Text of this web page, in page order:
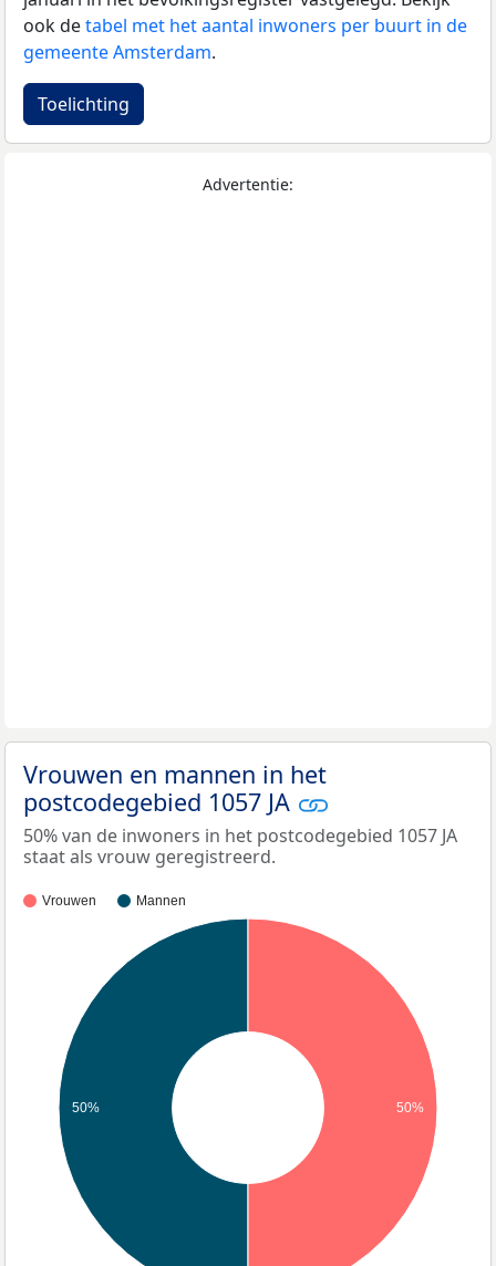
ook detabel met het aantal inwoners per buurt in de
gemeente Amsterdam.
Toelichting
Advertentie:
Vrouwen en mannen in het
postcodegebied 1057 JA
50% van de inwoners in het postcodegebied 1057 JA
staat als vrouw geregistreerd.
Vrouwen Mannen
50% 50%